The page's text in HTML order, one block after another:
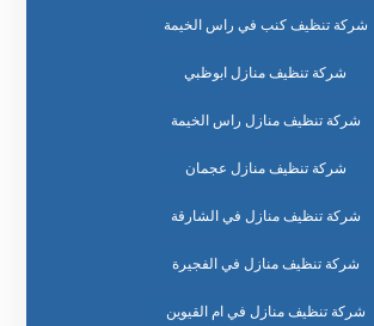
شركة تنظيف كنب في راس الخيمة
شركة تنظيف منازل ابوظبي
شركة تنظيف منازل راس الخيمة
شركة تنظيف منازل عجمان
شركة تنظيف منازل في الشارقة
شركة تنظيف منازل في الفجيرة
شركة تنظيف منازل في ام القيوين